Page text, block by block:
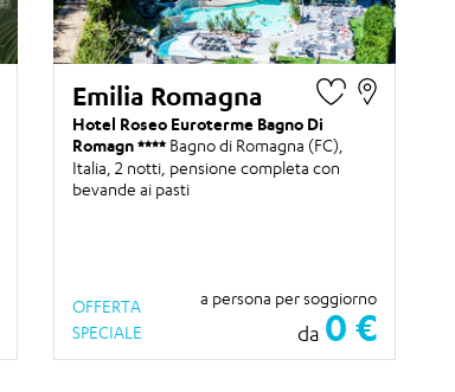
Emilia Romagna
Hotel Roseo Euroterme Bagno Di
Romagn
Bagno di Romagna (FC),
Italia,2 notti , pensione completa con
bevande ai pasti
OFFERTA
SPECIALE
a persona per soggiorno
da 0 €